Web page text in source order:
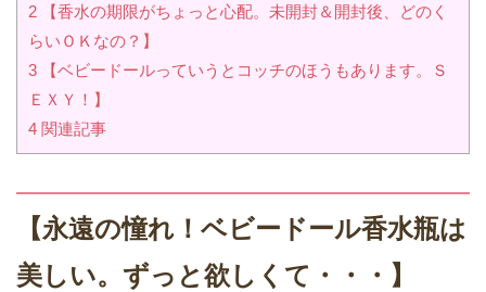
2 【香水の期限がちょっと心配。未開封＆開封後、どのく
らいＯＫなの？】
3 【ベビードールっていうとコッチのほうもあります。Ｓ
ＥＸＹ！】
4 関連記事
【永遠の憧れ！ベビードール香水瓶は
美しい。ずっと欲しくて・・・】